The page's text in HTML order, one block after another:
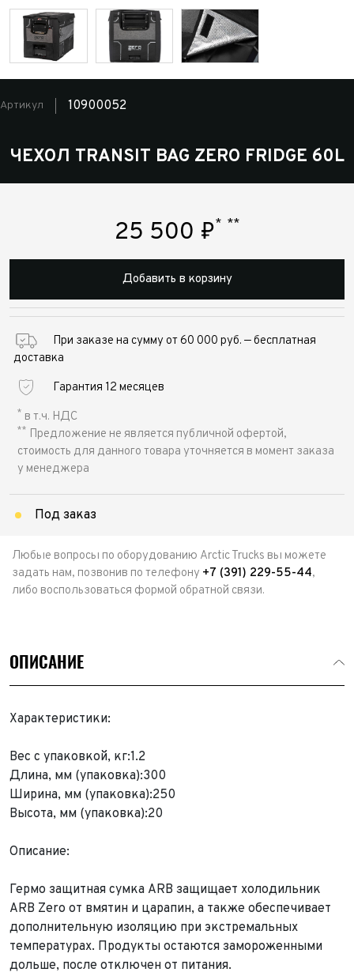
Артикул 10900052
ЧЕХОЛ TRANSIT BAG ZERO FRIDGE 60L
25 500 ₽* **
Добавить в корзину
При заказе на сумму от 60 000 руб. — бесплатная
доставка
Гарантия 12 месяцев
* в т.ч. НДС
** Предложение не является публичной офертой,
стоимость для данного товара уточняется в момент заказа
у менеджера
Под заказ
Любые вопросы по оборудованию Arctic Trucks вы можете
задать нам, позвонив по телефону +7 (391) 229-55-44,
либо воспользоваться формой обратной связи.
ОПИСАНИЕ
Характеристики:
Вес с упаковкой, кг:1.2
Длина, мм (упаковка):300
Ширина, мм (упаковка):250
Высота, мм (упаковка):20
Описание:
Гермо защитная сумка ARB защищает холодильник
ARB Zero от вмятин и царапин, а также обеспечивает
дополнительную изоляцию при экстремальных
температурах. Продукты остаются замороженными
дольше, после отключен от питания.